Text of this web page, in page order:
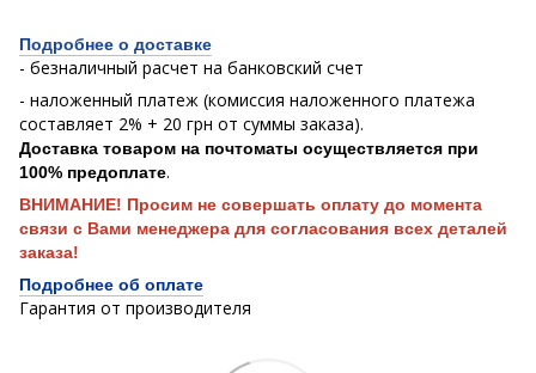
Подробнее о доставке
- безналичный расчет на банковский счет
- наложенный платеж (комиссия наложенного платежа
составляет 2% + 20 грн от суммы заказа).
Доставка товаром на почтоматы осуществляется при
100% предоплате.
ВНИМАНИЕ! Просим не совершать оплату до момента
связи с Вами менеджера для согласования всех деталей
заказа!
Подробнее об оплате
Гарантия от производителя